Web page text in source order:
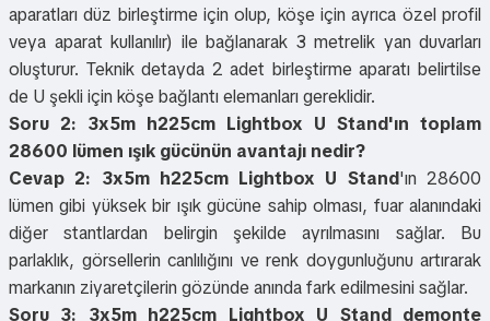
aparatları düz birleştirme için olup, köşe için ayrıca özel profil
veya aparat kullanılır) ile bağlanarak 3 metrelik yan duvarları
oluşturur. Teknik detayda 2 adet birleştirme aparatı belirtilse
de U şekli için köşe bağlantı elemanları gereklidir.
Soru 2: 3x5m h225cm Lightbox U Stand'ın toplam
28600 lümen ışık gücünün avantajı nedir?
Cevap 2: 3x5m h225cm Lightbox U Stand'ın 28600
lümen gibi yüksek bir ışık gücüne sahip olması, fuar alanındaki
diğer stantlardan belirgin şekilde ayrılmasını sağlar. Bu
parlaklık, görsellerin canlılığını ve renk doygunluğunu artırarak
markanın ziyaretçilerin gözünde anında fark edilmesini sağlar.
Soru 3: 3x5m h225cm Lightbox U Stand demonte